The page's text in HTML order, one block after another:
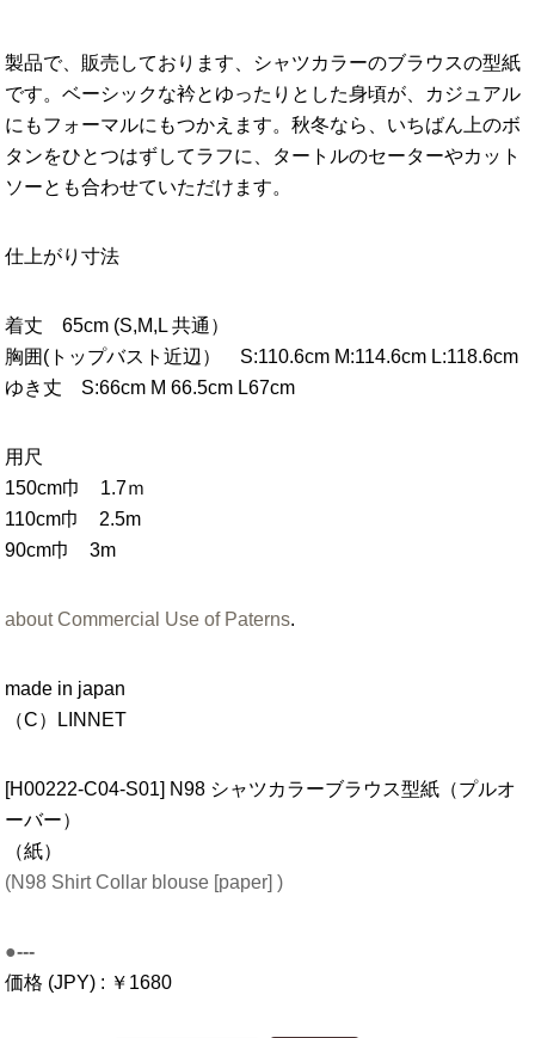
製品で、販売しております、シャツカラーのブラウスの型紙
です。ベーシックな衿とゆったりとした身頃が、カジュアル
にもフォーマルにもつかえます。秋冬なら、いちばん上のボ
タンをひとつはずしてラフに、タートルのセーターやカット
ソーとも合わせていただけます。
仕上がり寸法
着丈 65cm (S,M,L 共通）
胸囲(トップバスト近辺） S:110.6cm M:114.6cm L:118.6cm
ゆき丈 S:66cm M 66.5cm L67cm
用尺
150cm巾 1.7ｍ
110cm巾 2.5m
90cm巾 3m
about Commercial Use of Paterns.
made in japan
（C）LINNET
[H00222-C04-S01] N98 シャツカラーブラウス型紙（プルオ
ーバー）
（紙）
(N98 Shirt Collar blouse [paper] )
●---
価格 (JPY) : ￥1680